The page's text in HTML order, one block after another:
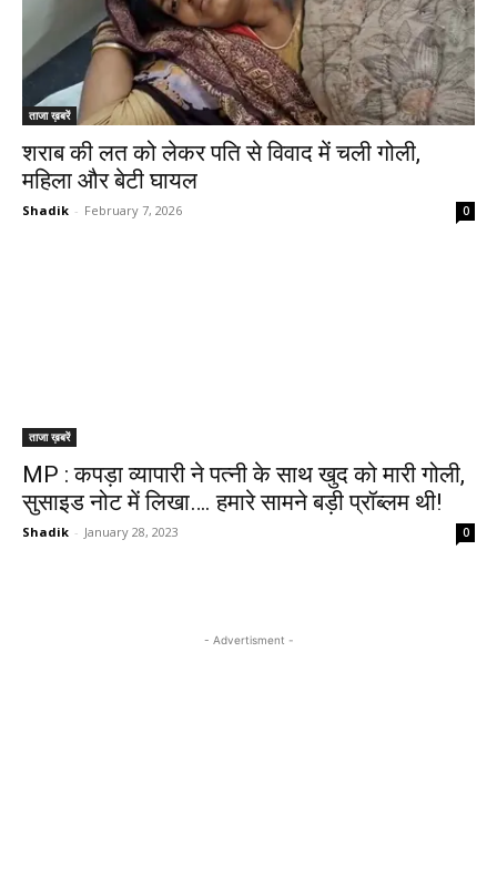
ताजा ख़बरें
शराब की लत को लेकर पति से विवाद में चली गोली,
महिला और बेटी घायल
Shadik - February 7, 2026 0
ताजा ख़बरें
MP : कपड़ा व्यापारी ने पत्नी के साथ खुद को मारी गोली,
सुसाइड नोट में लिखा…. हमारे सामने बड़ी प्रॉब्लम थी!
Shadik - January 28, 2023 0
- Advertisment -